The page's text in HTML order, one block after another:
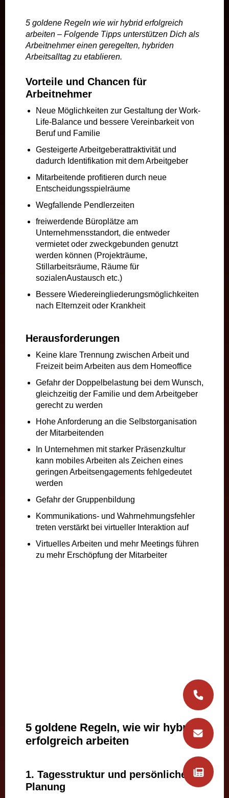
5 goldene Regeln wie wir hybrid erfolgreich
arbeiten – Folgende Tipps unterstützen Dich als
Arbeitnehmer einen geregelten, hybriden
Arbeitsalltag zu etablieren.
Vorteile und Chancen für
Arbeitnehmer
Neue Möglichkeiten zur Gestaltung der Work-
Life-Balance und bessere Vereinbarkeit von
Beruf und Familie
Gesteigerte Arbeitgeberattraktivität und
dadurch Identifikation mit dem Arbeitgeber
Mitarbeitende profitieren durch neue
Entscheidungsspielräume
Wegfallende Pendlerzeiten
freiwerdende Büroplätze am
Unternehmensstandort, die entweder
vermietet oder zweckgebunden genutzt
werden können (Projekträume,
Stillarbeitsräume, Räume für
sozialenAustausch etc.)
Bessere Wiedereingliederungsmöglichkeiten
nach Elternzeit oder Krankheit
Herausforderungen
Keine klare Trennung zwischen Arbeit und
Freizeit beim Arbeiten aus dem Homeoffice
Gefahr der Doppelbelastung bei dem Wunsch,
gleichzeitig der Familie und dem Arbeitgeber
gerecht zu werden
Hohe Anforderung an die Selbstorganisation
der Mitarbeitenden
In Unternehmen mit starker Präsenzkultur
kann mobiles Arbeiten als Zeichen eines
geringen Arbeitsengagements fehlgedeutet
werden
Gefahr der Gruppenbildung
Kommunikations- und Wahrnehmungsfehler
treten verstärkt bei virtueller Interaktion auf
Virtuelles Arbeiten und mehr Meetings führen
zu mehr Erschöpfung der Mitarbeiter
5 goldene Regeln, wie wir hybrid
erfolgreich arbeiten
1. Tagesstruktur und persönliche
Planung